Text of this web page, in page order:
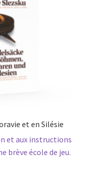
et en Silésie
et aux instructions
brève école de jeu.